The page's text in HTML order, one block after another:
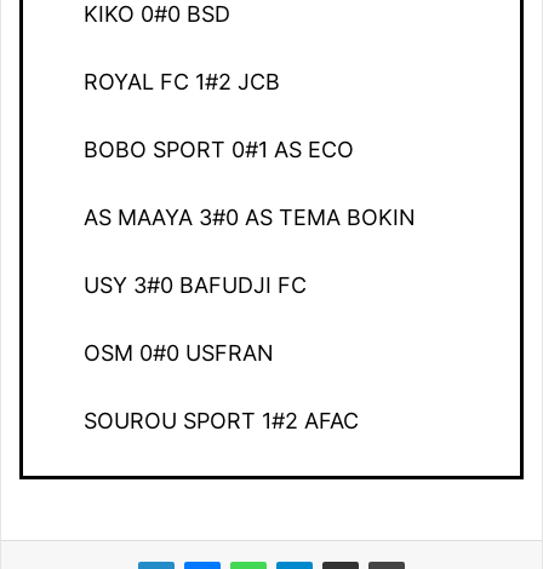
KIKO 0#0 BSD
ROYAL FC 1#2 JCB
BOBO SPORT 0#1 AS ECO
AS MAAYA 3#0 AS TEMA BOKIN
USY 3#0 BAFUDJI FC
OSM 0#0 USFRAN
SOUROU SPORT 1#2 AFAC